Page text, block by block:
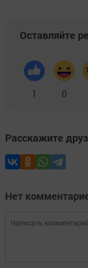
Оставляйте
1 0
Расскажите
Нет